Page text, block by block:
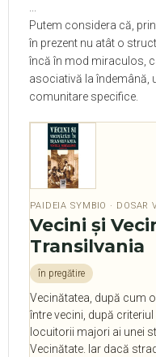
...
Putem considera că,
în prezent nu atât o
încă în mod miraculos,
asociativă la îndemână,
comunitare specifice.
PAIDEIA SYMBIO · DOSAR
Vecini și
Transilvania
în pregătire
Vecinătatea, după cum
între vecini, după
locuitorii majori ai unei
Vecinătate. Iar dacă